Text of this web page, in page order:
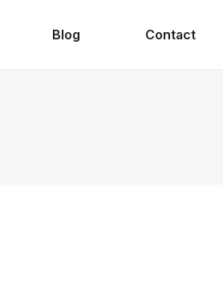
Blog Contact